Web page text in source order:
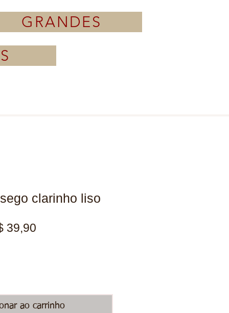
GRANDES
clarinho liso
39,90
ao carrinho